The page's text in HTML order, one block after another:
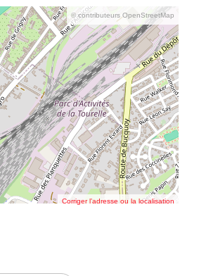
© contributeurs OpenStreetMap
Corriger l’adresse ou la localisation